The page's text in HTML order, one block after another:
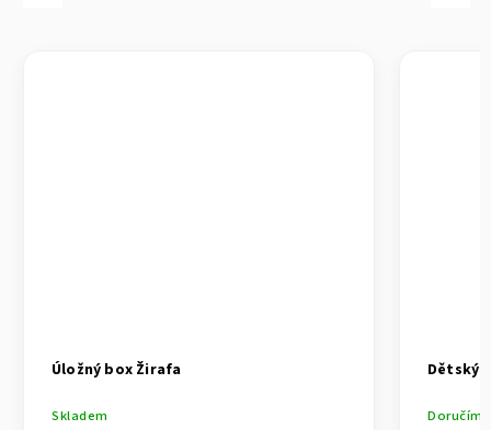
Úložný box Žirafa
Skladem
Dětský